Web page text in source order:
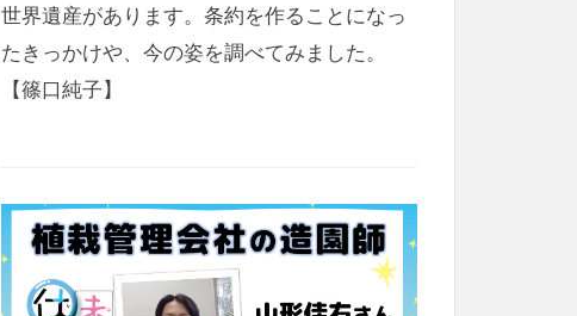
世界遺産があります。条約を作ることになっ
たきっかけや、今の姿を調べてみました。
【篠口純子】